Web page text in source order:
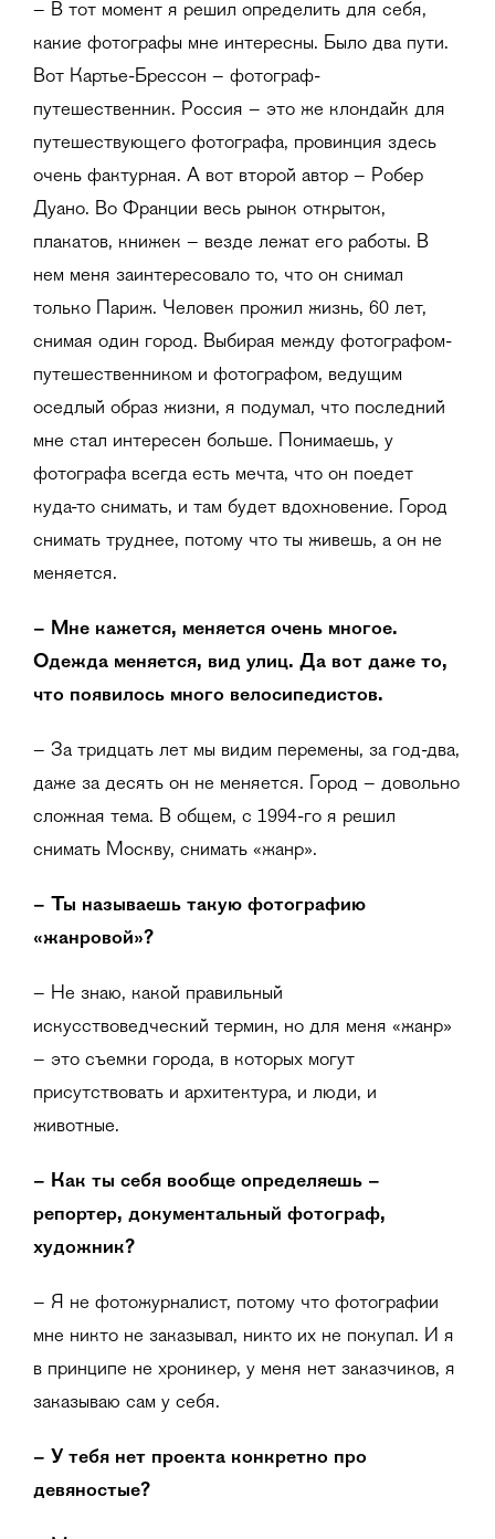
– В тот момент я решил определить для себя,
какие фотографы мне интересны. Было два пути.
Вот Картье-Брессон – фотограф-
путешественник. Россия – это же клондайк для
путешествующего фотографа, провинция здесь
очень фактурная. А вот второй автор – Робер
Дуано. Во Франции весь рынок открыток,
плакатов, книжек – везде лежат его работы. В
нем меня заинтересовало то, что он снимал
только Париж. Человек прожил жизнь, 60 лет,
снимая один город. Выбирая между фотографом-
путешественником и фотографом, ведущим
оседлый образ жизни, я подумал, что последний
мне стал интересен больше. Понимаешь, у
фотографа всегда есть мечта, что он поедет
куда-то снимать, и там будет вдохновение. Город
снимать труднее, потому что ты живешь, а он не
меняется.
– Мне кажется, меняется очень многое.
Одежда меняется, вид улиц. Да вот даже то,
что появилось много велосипедистов.
– За тридцать лет мы видим перемены, за год-два,
даже за десять он не меняется. Город – довольно
сложная тема. В общем, с 1994-го я решил
снимать Москву, снимать «жанр».
– Ты называешь такую фотографию
«жанровой»?
– Не знаю, какой правильный
искусствоведческий термин, но для меня «жанр»
– это съемки города, в которых могут
присутствовать и архитектура, и люди, и
животные.
– Как ты себя вообще определяешь –
репортер, документальный фотограф,
художник?
– Я не фотожурналист, потому что фотографии
мне никто не заказывал, никто их не покупал. И я
в принципе не хроникер, у меня нет заказчиков, я
заказываю сам у себя.
– У тебя нет проекта конкретно про
девяностые?